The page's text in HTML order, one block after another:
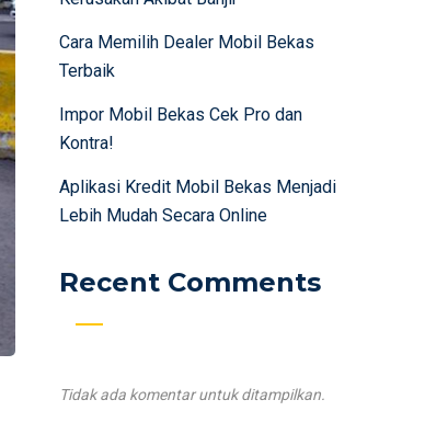
Cara Memilih Dealer Mobil Bekas
Terbaik
Impor Mobil Bekas Cek Pro dan
Kontra!
Aplikasi Kredit Mobil Bekas Menjadi
Lebih Mudah Secara Online
Recent Comments
Tidak ada komentar untuk ditampilkan.